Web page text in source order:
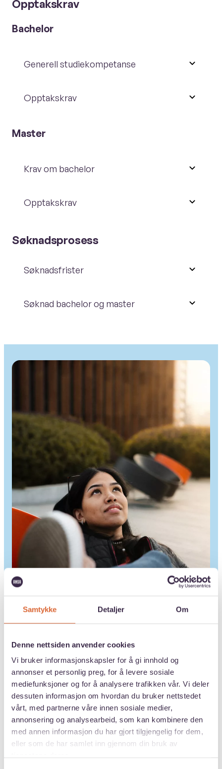
Samtykke Detaljer Om
Denne nettsiden anvender cookies
Vi bruker informasjonskapsler for å gi innhold og
annonser et personlig preg, for å levere sosiale
mediefunksjoner og for å analysere trafikken vår. Vi deler
dessuten informasjon om hvordan du bruker nettstedet
vårt, med partnerne våre innen sosiale medier,
annonsering og analysearbeid, som kan kombinere den
med annen informasjon du har gjort tilgjengelig for dem,
eller som de har samlet inn gjennom din bruk av
Opptakskrav
Bachelor
Generell studiekompetanse
Opptakskrav
Master
Krav om bachelor
Opptakskrav
Søknadsprosess
Søknadsfrister
Søknad bachelor og master
Hva vil du studere?
Her er noen populære studier i Kroatia.
Medisin Veterinær
Se alle fag